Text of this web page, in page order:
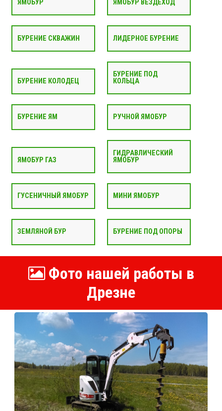
ЯМОБУР ЯМОБУР ВЕЗДЕХОД
БУРЕНИЕ СКВАЖИН ЛИДЕРНОЕ БУРЕНИЕ
БУРЕНИЕ КОЛОДЕЦ
БУРЕНИЕ ПОД
КОЛЬЦА
БУРЕНИЕ ЯМ РУЧНОЙ ЯМОБУР
ЯМОБУР ГАЗ
ГИДРАВЛИЧЕСКИЙ
ЯМОБУР
ГУСЕНИЧНЫЙ ЯМОБУР МИНИ ЯМОБУР
ЗЕМЛЯНОЙ БУР БУРЕНИЕ ПОД ОПОРЫ
Фото нашей работы в
Дрезне